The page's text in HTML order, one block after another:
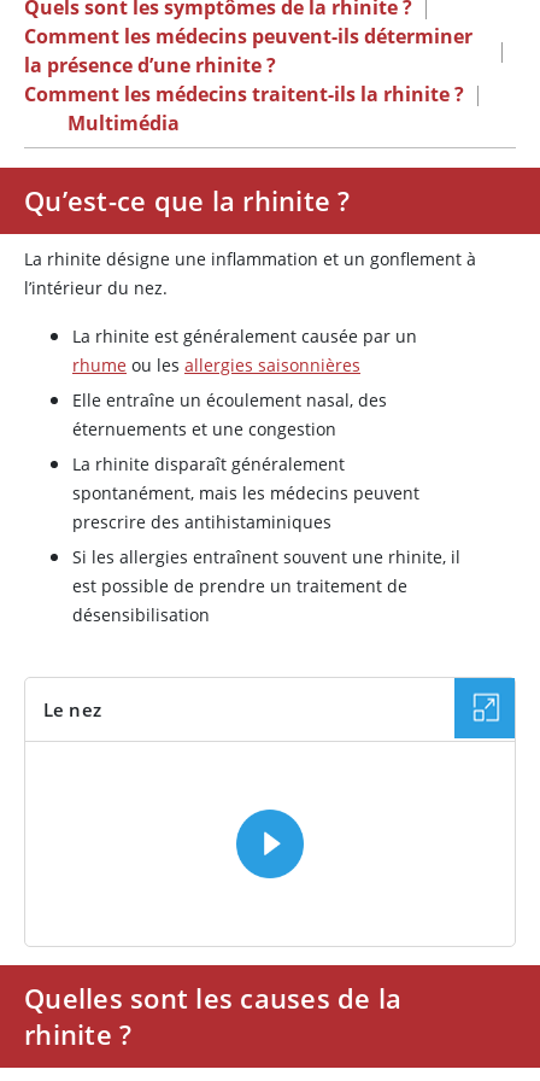
Quels sont les symptômes de la rhinite ?
Comment les médecins peuvent-ils déterminer
la présence d’une rhinite ?
|
Comment les médecins traitent-ils la rhinite ? |
Multimédia
Qu’est-ce que la rhinite ?
La rhinite désigne une inflammation et un gonflement à
l’intérieur du nez.
La rhinite est généralement causée par un
rhume ou les allergies saisonnières
Elle entraîne un écoulement nasal, des
éternuements et une congestion
La rhinite disparaît généralement
spontanément, mais les médecins peuvent
prescrire des antihistaminiques
Si les allergies entraînent souvent une rhinite, il
est possible de prendre un traitement de
désensibilisation
Le nez
Quelles sont les causes de la
rhinite ?